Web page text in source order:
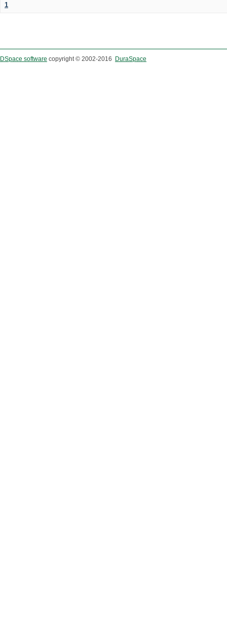
1
DSpace software copyright © 2002-2016 DuraSpace